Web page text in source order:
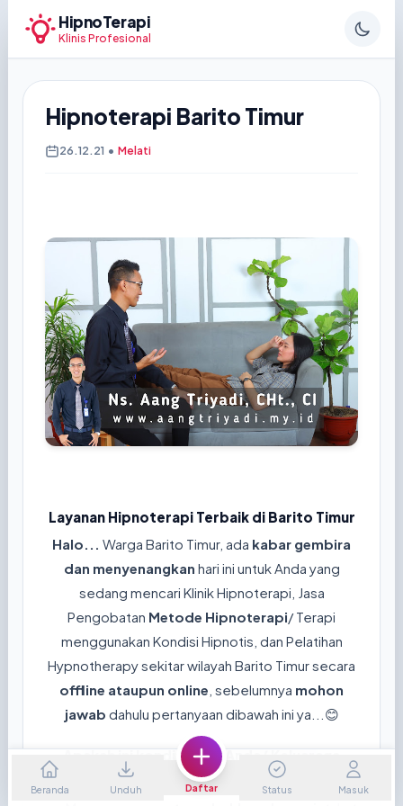
HipnoTerapi
Klinis Profesional
Hipnoterapi Barito Timur
26.12.21 • Melati
Layanan Hipnoterapi Terbaik di Barito Timur
Halo... Warga Barito Timur, ada kabar gembira
dan menyenangkan hari ini untuk Anda yang
sedang mencari Klinik Hipnoterapi, Jasa
Pengobatan Metode Hipnoterapi/ Terapi
menggunakan Kondisi Hipnotis, dan Pelatihan
Hypnotherapy sekitar wilayah Barito Timur secara
offline ataupun online , sebelumnya mohon
jawab dahulu pertanyaan dibawah ini ya...😊
Apakah ini kondisi yang Anda/ Keluaraga
rasakan sekarang?
Beranda Unduh Daftar Status Masuk